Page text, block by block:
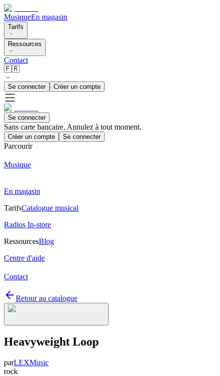
MusiqueEn magasin
Tarifs
Ressources
Contact
🇫🇷
Se connecter Créer un compte
Se connecter
Sans carte bancaire. Annulez à tout moment.
Créer un compte Se connecter
Parcourir
Musique
En magasin
TarifsCatalogue musical
Radios In-store
RessourcesBlog
Centre d'aide
Contact
Retour au catalogue
Heavyweight Loop
parLEXMusic
rock